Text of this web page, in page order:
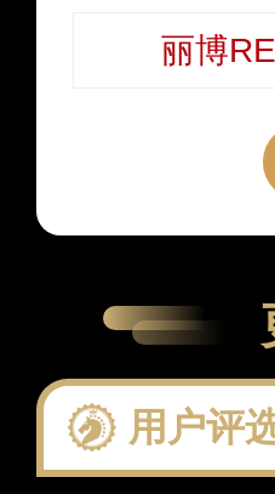
丽博
用户评选十